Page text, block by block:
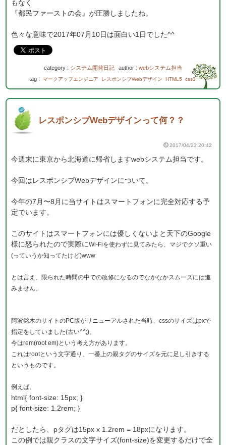
もなく
『都民ファーストの会』が圧勝しましたね。
色々な意味で2017年07月10日は面白い1日でした^^
category : システム開発日記 author : webシステム担当
tag : マークアップエンジニア レスポンシブWebデザイン HTML5 css3
レスポンシブWebデザインって何？？
2017/04/23 20:42
今週末に東京から北海道に帰省しますwebシステム担当です。
今回はレスポンシブWebデザインについて。
今年の7月〜8月に当サイトはスマートフォンに完全対応する予
定でいます。
このサイトはスマートフォンには優しくないよと天下のGoogle
様に怒られたので実際にWi-Fiを使わずに見てみたら、マジでクソ重い
(っていうか知ってたけど)www
とは言え、限られた時間の中での改修になるのでなかなかスムーズには進
みません。
阿波銘木のサイトのPC版がリニューアルされた当時、cssのサイズはpxで
指定をしていました(古い^^;)。
今はrem(root em)という考え方があります。
これはrootという文字通り、一番上の親タグのサイズを元に足し引きする
というものです。
例えば、
html{ font-size: 15px; }
p{ font-size: 1 2rem; }
だとしたら、pタグは15px x 1.2rem = 18pxになります。
この例では親クラスの文字サイズ(font-size)を変更するだけで全